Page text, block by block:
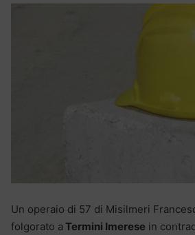
Un operaio di 57 di Misilmeri
folgorato a Termini Imerese in